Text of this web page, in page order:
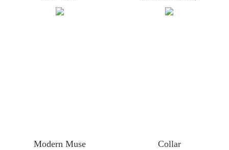
Modern Muse Collar